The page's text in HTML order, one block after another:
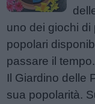
uno dei giochi di
popolari
passare il
Il Giardino delle
sua popolarità.